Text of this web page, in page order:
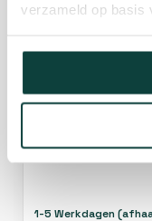
verzameld op basis
Metaalschroef
verzinkt - 100
1-5 Werkdagen